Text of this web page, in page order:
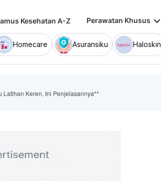
Kesehatan A-Z Perawatan Khusus keyboard_arrow_down
Homecare Asuransiku Haloskin
Latihan Keren, Ini Penjelasannya**